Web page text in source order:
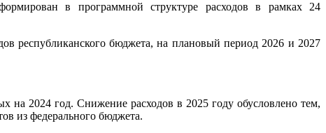
в программной структуре расходов в рамках 24
республиканского бюджета, на плановый период 2026 и 2027
на 2024 год. Снижение расходов в 2025 году обусловлено тем,
из федерального бюджета.